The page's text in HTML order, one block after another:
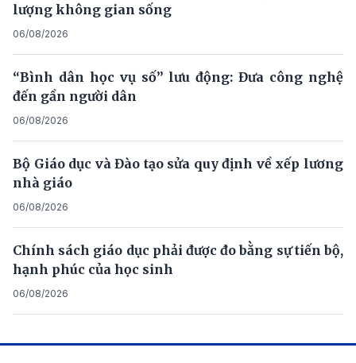
lượng không gian sống
06/08/2026
“Bình dân học vụ số” lưu động: Đưa công nghệ
đến gần người dân
06/08/2026
Bộ Giáo dục và Đào tạo sửa quy định về xếp lương
nhà giáo
06/08/2026
Chính sách giáo dục phải được đo bằng sự tiến bộ,
hạnh phúc của học sinh
06/08/2026